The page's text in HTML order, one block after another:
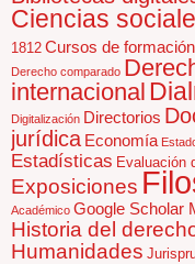
Ciencias
1812 Cursos de formación
Derecho comparado
internacional
Digitalización Directorios
jurídica Economía
Estadísticas Evaluación
Exposiciones
Académico Google Scholar
Historia del
Humanidades